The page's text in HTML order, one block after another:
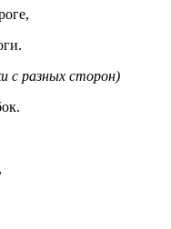
с разных сторон)